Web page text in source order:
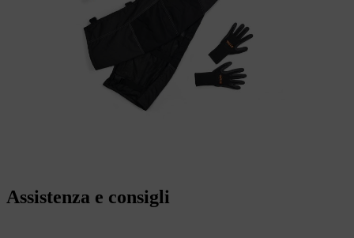
Assistenza e consigli